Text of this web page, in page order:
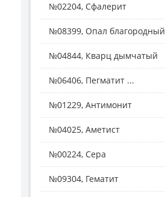
№02204, Сфалерит
№08399, Опал благородный
№04844, Кварц дымчатый
№06406, Пегматит ...
№01229, Антимонит
№04025, Аметист
№00224, Сера
№09304, Гематит